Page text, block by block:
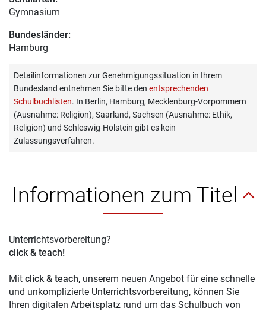
Gymnasium
Bundesländer:
Hamburg
Detailinformationen zur Genehmigungssituation in Ihrem
Bundesland entnehmen Sie bitte den entsprechenden
Schulbuchlisten. In Berlin, Hamburg, Mecklenburg-Vorpommern
(Ausnahme: Religion), Saarland, Sachsen (Ausnahme: Ethik,
Religion) und Schleswig-Holstein gibt es kein
Zulassungsverfahren.
Informationen zum Titel
Unterrichtsvorbereitung?
click & teach!
Mit click & teach, unserem neuen Angebot für eine schnelle
und unkomplizierte Unterrichtsvorbereitung, können Sie
Ihren digitalen Arbeitsplatz rund um das Schulbuch von